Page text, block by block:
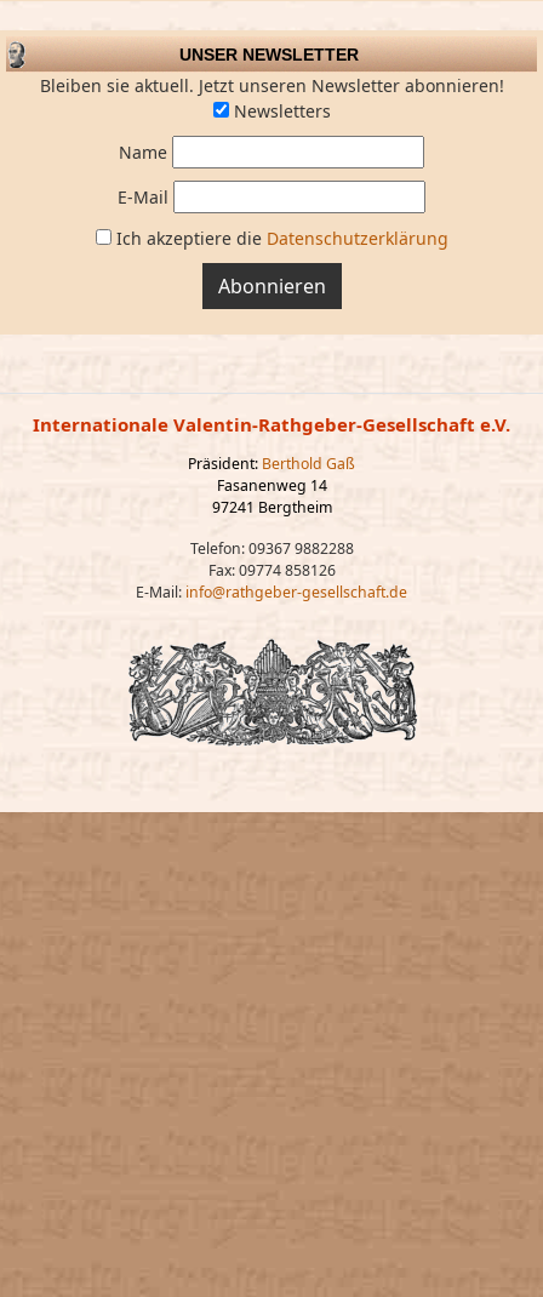
UNSER NEWSLETTER
Bleiben sie aktuell. Jetzt unseren Newsletter abonnieren!
Newsletters
Name
E-Mail
Ich akzeptiere die Datenschutzerklärung
Abonnieren
Internationale Valentin-Rathgeber-Gesellschaft e.V.
Präsident: Berthold Gaß
Fasanenweg 14
97241 Bergtheim
Telefon: 09367 9882288
Fax: 09774 858126
E-Mail: info@rathgeber-gesellschaft.de